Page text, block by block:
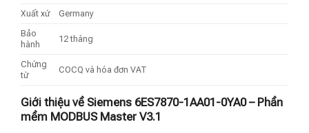
Xuất xứ
Germany
Bảo
hành
12 tháng
Chứng
từ
COCQ và hóa đơn VAT
Giới thiệu về Siemens 6ES7870-1AA01-0YA0 – Phần
mềm MODBUS Master V3.1